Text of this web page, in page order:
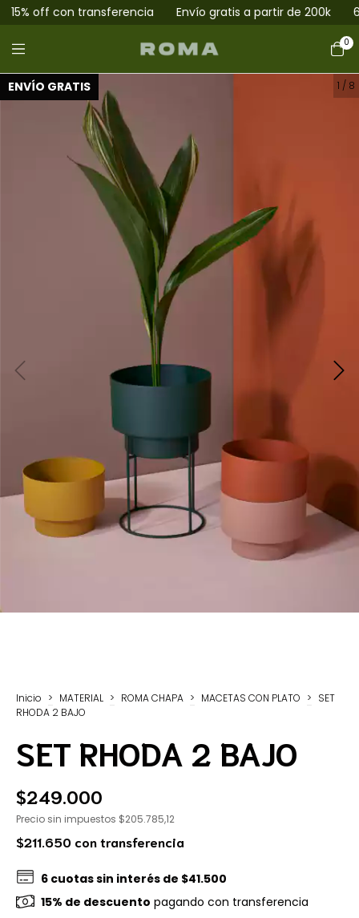
off con transferencia Envío gratis a partir de 200k 6
0
ENVÍO GRATIS 1 / 8
Inicio > MATERIAL > ROMA CHAPA > MACETAS CON PLATO > SET
RHODA 2 BAJO
SET RHODA 2 BAJO
$249.000
Precio sin impuestos $205.785,12
$211.650 contransferencia
6 cuotas sin interés de $41.500
15% de descuento pagando con transferencia